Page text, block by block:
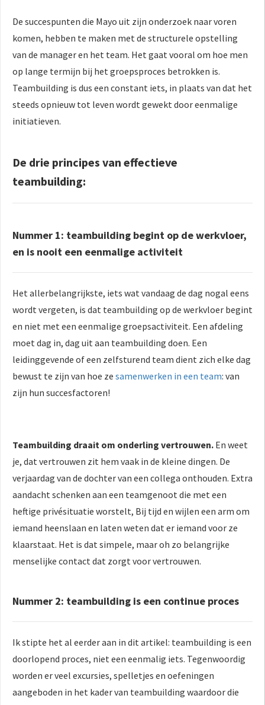
De succespunten die Mayo uit zijn onderzoek naar voren
komen, hebben te maken met de structurele opstelling
van de manager en het team. Het gaat vooral om hoe men
op lange termijn bij het groepsproces betrokken is.
Teambuilding is dus een constant iets, in plaats van dat het
steeds opnieuw tot leven wordt gewekt door eenmalige
initiatieven.
De drie principes van effectieve
teambuilding:
Nummer 1: teambuilding begint op de werkvloer,
en is nooit een eenmalige activiteit
Het allerbelangrijkste, iets wat vandaag de dag nogal eens
wordt vergeten, is dat teambuilding op de werkvloer begint
en niet met een eenmalige groepsactiviteit. Een afdeling
moet dag in, dag uit aan teambuilding doen. Een
leidinggevende of een zelfsturend team dient zich elke dag
bewust te zijn van hoe ze samenwerken in een team: van
zijn hun succesfactoren!
Teambuilding draait om onderling vertrouwen. En weet
je, dat vertrouwen zit hem vaak in de kleine dingen. De
verjaardag van de dochter van een collega onthouden. Extra
aandacht schenken aan een teamgenoot die met een
heftige privésituatie worstelt, Bij tijd en wijlen een arm om
iemand heenslaan en laten weten dat er iemand voor ze
klaarstaat. Het is dat simpele, maar oh zo belangrijke
menselijke contact dat zorgt voor vertrouwen.
Nummer 2: teambuilding is een continue proces
Ik stipte het al eerder aan in dit artikel: teambuilding is een
doorlopend proces, niet een eenmalig iets. Tegenwoordig
worden er veel excursies, spelletjes en oefeningen
aangeboden in het kader van teambuilding waardoor die